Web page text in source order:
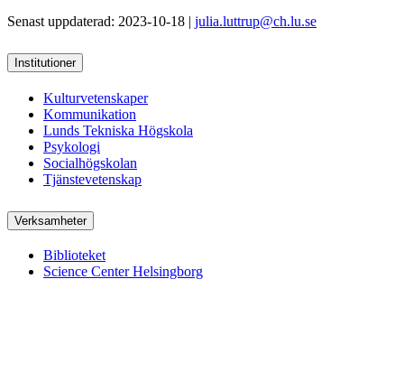
Senast uppdaterad: 2023-10-18 | julia.luttrup@ch.lu.se
Institutioner
Kulturvetenskaper
Kommunikation
Lunds Tekniska Högskola
Psykologi
Socialhögskolan
Tjänstevetenskap
Verksamheter
Biblioteket
Science Center Helsingborg